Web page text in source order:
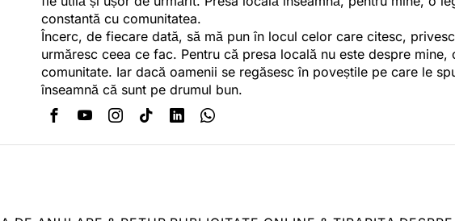
constantă cu comunitatea.
Încerc, de fiecare dată, să mă pun în locul celor care citesc,
urmăresc ceea ce fac. Pentru că presa locală nu este despre mine,
comunitate. Iar dacă oamenii se regăsesc în poveștile pe care le
înseamnă că sunt pe drumul bun.